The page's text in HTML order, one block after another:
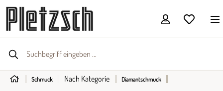
Schmuck Nach Kategorie Diamantschmuck